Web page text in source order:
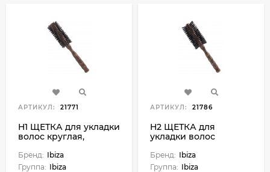
АРТИКУЛ: 21771
H1 ЩЕТКА для укладки
волос круглая,
45 мм
Бренд: Ibiza
Группа: Ibiza
АРТИКУЛ: 21786
H2 ЩЕТКА для
укладки волос
диаметр 55 мм
Бренд: Ibiza
Группа: Ibiza